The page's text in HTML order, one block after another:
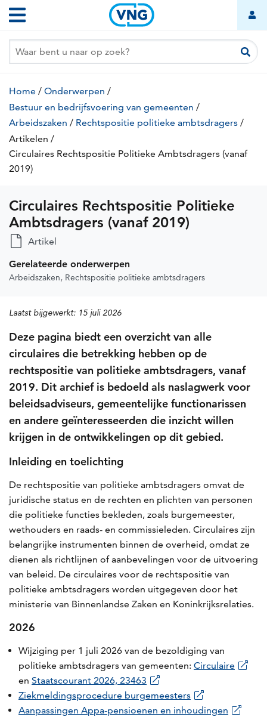
Overslaan
en
naar
inhoud
Hoofdnavigatie
Circulaires
Rechtspositie
Politieke
Ambtsdragers
2019)
Kruimelpad
Home / Onderwerpen /
Bestuur en bedrijfsvoering van gemeenten /
Arbeidszaken / Rechtspositie politieke ambtsdragers /
Artikelen (huidige
pagina)
/
Circulaires Rechtspositie Politieke Ambtsdragers (vanaf
2019)
Circulaires Rechtspositie Politieke
Ambtsdragers (vanaf 2019)
Artikel
Gerelateerde onderwerpen
Arbeidszaken Rechtspositie politieke ambtsdragers
Laatst bijgewerkt: 15 juli 2026
Deze pagina biedt een overzicht van alle
circulaires die betrekking hebben op de
rechtspositie van politieke ambtsdragers, vanaf
2019. Dit archief is bedoeld als naslagwerk voor
beleidsadviseurs, gemeentelijke functionarissen
en andere geïnteresseerden die inzicht willen
krijgen in de ontwikkelingen op dit gebied.
Inleiding en toelichting
De rechtspositie van politieke ambtsdragers omvat de
juridische status en de rechten en plichten van personen
die politieke functies bekleden, zoals burgemeester,
wethouders en raads- en commissieleden. Circulaires zijn
belangrijke instrumenten binnen de overheid, omdat ze
dienen als richtlijnen of aanbevelingen voor de uitvoering
van beleid. De circulaires voor de rechtspositie van
politieke ambtsdragers worden uitgegeven door het
ministerie van Binnenlandse Zaken en Koninkrijksrelaties.
2026
Wijziging per 1 juli 2026 van de bezoldiging van
politieke ambtsdragers van gemeenten: Circulaire
en Staatscourant 2026, 23463
Ziekmeldingsprocedure burgemeesters
Aanpassingen Appa-pensioenen en inhoudingen